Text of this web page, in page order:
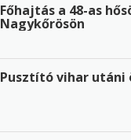
Főhajtás a 48-as
Nagykőrösön
Pusztító vihar utáni